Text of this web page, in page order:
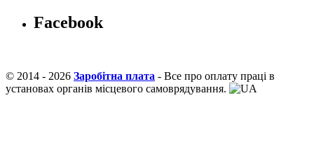
Facebook
© 2014 - 2026 Заробітна плата - Все про оплату праці в
установах органів місцевого самоврядування.